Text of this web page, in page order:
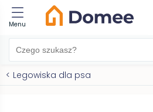
Menu
< Legowiska dla psa